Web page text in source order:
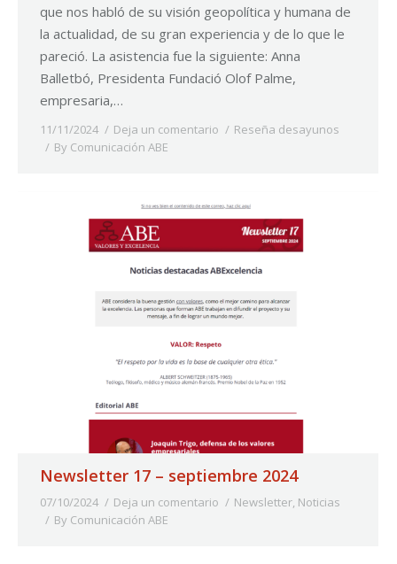
que nos habló de su visión geopolítica y humana de
la actualidad, de su gran experiencia y de lo que le
pareció. La asistencia fue la siguiente: Anna
Balletbó, Presidenta Fundació Olof Palme,
empresaria,…
11/11/2024 Deja un comentario
Reseña desayunos
By Comunicación ABE
Newsletter 17 – septiembre 2024
07/10/2024 Deja un comentario Newsletter, Noticias
By Comunicación ABE